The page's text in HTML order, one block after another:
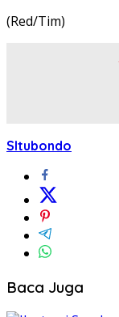
(Red/Tim)
SItubondo
Baca Juga